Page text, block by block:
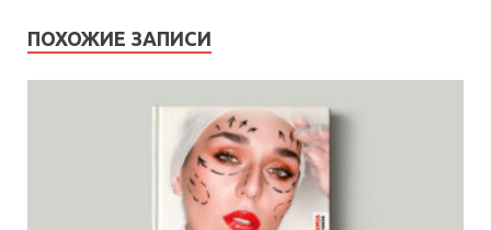
ПОХОЖИЕ ЗАПИСИ